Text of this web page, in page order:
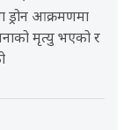
ड्रोन आक्रमणमा
मृत्यु भएको र